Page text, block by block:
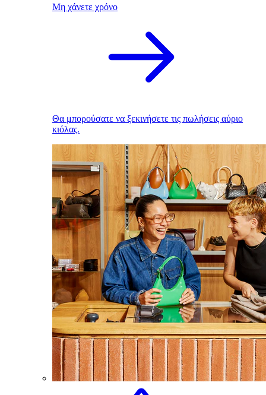
Μη χάνετε χρόνο
Θα μπορούσατε να ξεκινήσετε τις πωλήσεις αύριο
κιόλας.